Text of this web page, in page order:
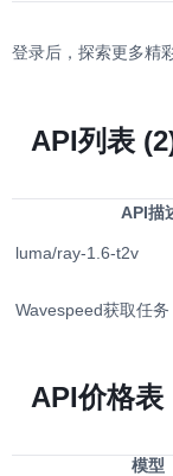
登录后，探索更多精
API列表
API描
luma/ray-1.6-t2v
Wavespeed获取任务
API价格表
模型